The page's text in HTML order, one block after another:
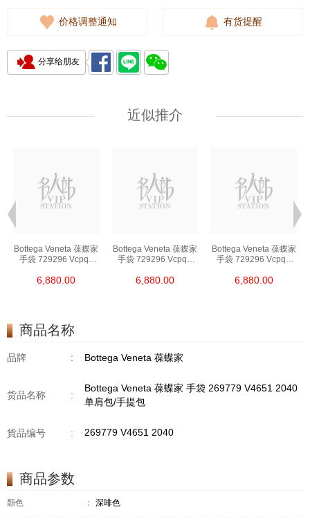
价格调整通知 有货提醒
分享给朋友
近似推介
Bottega Veneta 葆蝶家
手袋 729296 Vcpq3
6,880.00
Bottega Veneta 葆蝶家
手袋 729296 Vcpq3
6,880.00
Bottega Veneta 葆蝶家
手袋 729296 Vcpq3
6,880.00
商品名称
品牌 : Bottega Veneta 葆蝶家
货品名称 :
Bottega Veneta 葆蝶家 手袋 269779 V4651 2040
单肩包/手提包
貨品编号 : 269779 V4651 2040
商品参数
顏色 ： 深啡色